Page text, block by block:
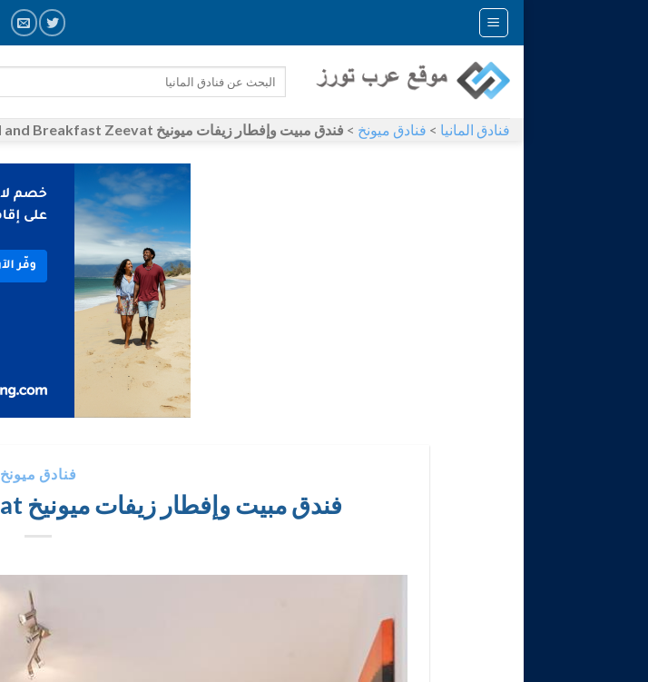
Skip
فنادق المانيا > فنادق ميونخ > فندق مبيت وإفطار زيفات ميونيخ Bed and Breakfast Zeevat
فنادق ميونخ
فندق مبيت وإفطار زيفات ميونيخ Bed and Breakfast Zeevat